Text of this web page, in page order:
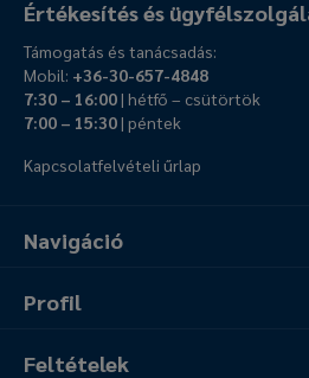
Navigáció
Profil
Feltételek
Értékesítés és
Támogatás és tanácsadás:
Mobil: +36-30-657-4848
7:30 – 16:00| hétfő – csütörtök
7:00 – 15:30| péntek
Kapcsolatfelvételi űrlap